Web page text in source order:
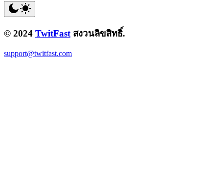
© 2024 TwitFast สงวนลิขสิทธิ์.
support@twitfast.com